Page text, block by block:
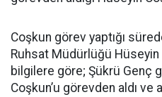
Coşkun görev yaptığı
Ruhsat Müdürlüğü Hüseyin
bilgilere göre; Şükrü Genç
Coşkun’u görevden aldı ve